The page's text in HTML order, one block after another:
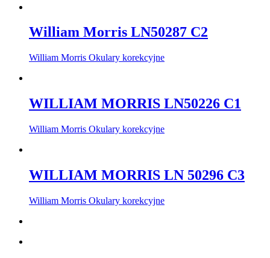
William Morris LN50287 C2
William Morris Okulary korekcyjne
WILLIAM MORRIS LN50226 C1
William Morris Okulary korekcyjne
WILLIAM MORRIS LN 50296 C3
William Morris Okulary korekcyjne